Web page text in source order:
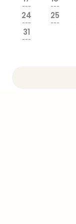
--- ---
24
---
25
---
31
---